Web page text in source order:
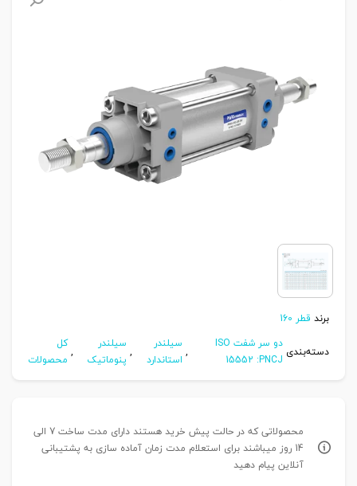
برند قطر 160
دسته‌بندی
دو سر شفت ISO
15552 :PNCJ
, سیلندر
استاندارد
, سیلندر
پنوماتیک
,کل
محصولات
محصولاتی که در حالت پیش خرید هستند دارای مدت ساخت 7 الی
14 روز میباشند برای استعلام مدت زمان آماده سازی به پشتیبانی
آنلاین پیام دهید